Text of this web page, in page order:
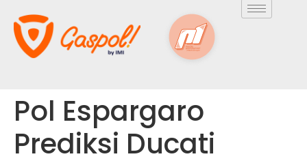
Pol Espargaro
Prediksi Ducati